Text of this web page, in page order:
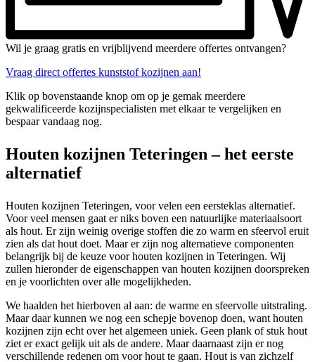
Wil je graag gratis en vrijblijvend meerdere offertes ontvangen?
Vraag direct offertes kunststof kozijnen aan!
Klik op bovenstaande knop om op je gemak meerdere
gekwalificeerde kozijnspecialisten met elkaar te vergelijken en
bespaar vandaag nog.
Houten kozijnen Teteringen – het eerste
alternatief
Houten kozijnen Teteringen, voor velen een eersteklas alternatief.
Voor veel mensen gaat er niks boven een natuurlijke materiaalsoort
als hout. Er zijn weinig overige stoffen die zo warm en sfeervol eruit
zien als dat hout doet. Maar er zijn nog alternatieve componenten
belangrijk bij de keuze voor houten kozijnen in Teteringen. Wij
zullen hieronder de eigenschappen van houten kozijnen doorspreken
en je voorlichten over alle mogelijkheden.
We haalden het hierboven al aan: de warme en sfeervolle uitstraling.
Maar daar kunnen we nog een schepje bovenop doen, want houten
kozijnen zijn echt over het algemeen uniek. Geen plank of stuk hout
ziet er exact gelijk uit als de andere. Maar daarnaast zijn er nog
verschillende redenen om voor hout te gaan. Hout is van zichzelf